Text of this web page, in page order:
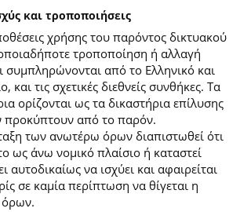
και τροποποιήσεις
χρήσης του παρόντος δικτυακού
τροποποίηση ή αλλαγή
συμπληρώνονται από το Ελληνικό και
και τις σχετικές διεθνείς συνθήκες. Τα
ορίζονται ως τα δικαστήρια επίλυσης
από το παρόν.
των ανωτέρω όρων διαπιστωθεί ότι
ως άνω νομικό πλαίσιο ή καταστεί
αυτοδικαίως να ισχύει και αφαιρείται
σε καμία περίπτωση να θίγεται η
όρων.